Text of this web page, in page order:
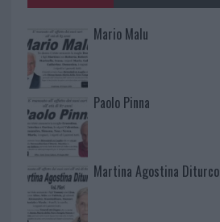
Mario Malu
Paolo Pinna
Martina Agostina Diturco